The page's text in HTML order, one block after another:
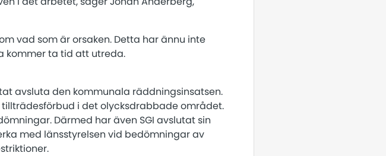
vad som är orsaken. Detta har ännu inte
kommer ta tid att utreda.
avsluta den kommunala räddningsinsatsen.
i det olycksdrabbade området.
Därmed har även SGI avslutat sin
med länsstyrelsen vid bedömningar av